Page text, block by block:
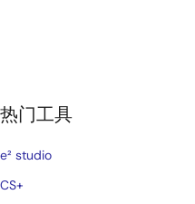
热门工具
e² studio
CS+